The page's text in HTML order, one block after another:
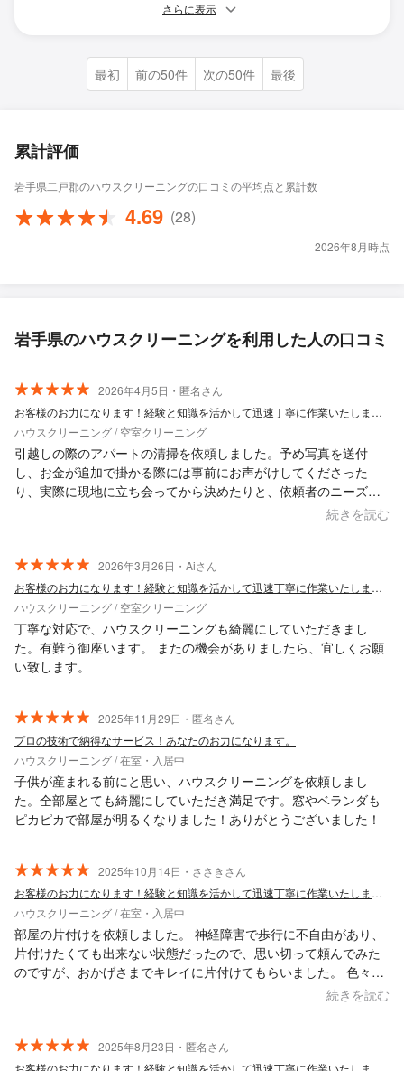
さらに表示
最初 前の50件 次の50件 最後
累計評価
岩手県二戸郡のハウスクリーニングの口コミの平均点と累計数
4.69 (28)
2026年8月時点
岩手県のハウスクリーニングを利用した人の口コミ
2026年4月5日・匿名さん
お客様のお力になります！経験と知識を活かして迅速丁寧に作業いたします！
ハウスクリーニング / 空室クリーニング
引越しの際のアパートの清掃を依頼しました。予め写真を送付
し、お金が追加で掛かる際には事前にお声がけしてくださった
り、実際に現地に立ち会ってから決めたりと、依頼者のニーズに
応じて丁寧に対応してくれました。機会があればまた依頼したい
続きを読む
2026年3月26日・Aiさん
お客様のお力になります！経験と知識を活かして迅速丁寧に作業いたします！
ハウスクリーニング / 空室クリーニング
丁寧な対応で、ハウスクリーニングも綺麗にしていただきまし
た。有難う御座います。 またの機会がありましたら、宜しくお願
い致します。
2025年11月29日・匿名さん
プロの技術で納得なサービス！あなたのお力になります。
ハウスクリーニング / 在室・入居中
子供が産まれる前にと思い、ハウスクリーニングを依頼しまし
た。全部屋とても綺麗にしていただき満足です。窓やベランダも
ピカピカで部屋が明るくなりました！ありがとうございました！
2025年10月14日・ささきさん
お客様のお力になります！経験と知識を活かして迅速丁寧に作業いたします！
ハウスクリーニング / 在室・入居中
部屋の片付けを依頼しました。 神経障害で歩行に不自由があり、
片付けたくても出来ない状態だったので、思い切って頼んでみた
のですが、おかげさまでキレイに片付けてもらいました。 色々と
お話をしながらでも手は休むこと無く、さすがプロの仕事だなぁ
お願い致します。
続きを読む
2025年8月23日・匿名さん